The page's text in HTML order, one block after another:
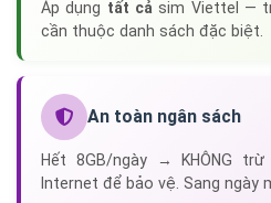
Áp dụng tất cả sim Viettel —
cần thuộc danh sách đặc biệt.
An toàn ngân sách
Hết 8GB/ngày → KHÔNG
Internet để bảo vệ. Sang ngày